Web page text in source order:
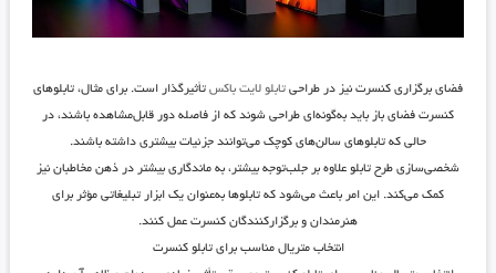
فضای برگزاری کنسرت نیز در طراحی تابلو لایت باکستأثیرگذار است. برای مثال، تابلوهای
کنسرت فضای باز باید به‌گونه‌ای طراحی شوند که از فاصله دور قابل‌مشاهده باشند، در
حالی که تابلوهای سالن‌های کوچک می‌توانند جزئیات بیشتری داشته باشند.
شخصی‌سازی طرح تابلو علاوه بر جلب‌توجه بیشتر، به ماندگاری بیشتر در ذهن مخاطبان نیز
کمک می‌کند. این امر باعث می‌شود که تابلوها به‌عنوان یک ابزار تبلیغاتی مؤثر برای
هنرمندان و برگزارکنندگان کنسرت عمل کنند.
انتخاب متریال مناسب برای تابلو کنسرت